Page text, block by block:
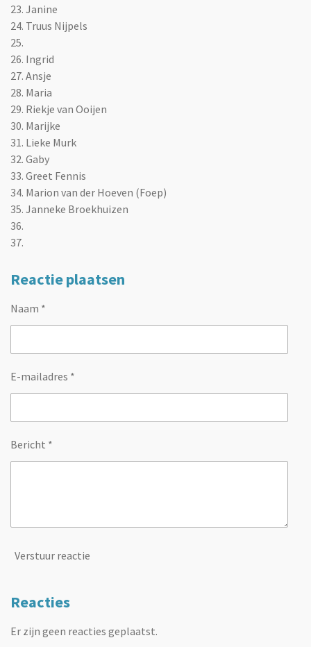
23. Janine
24. Truus Nijpels
25.
26. Ingrid
27. Ansje
28. Maria
29. Riekje van Ooijen
30. Marijke
31. Lieke Murk
32. Gaby
33. Greet Fennis
34. Marion van der Hoeven (Foep)
35. Janneke Broekhuizen
36.
37.
Reactie plaatsen
Naam *
E-mailadres *
Bericht *
Verstuur reactie
Reacties
Er zijn geen reacties geplaatst.